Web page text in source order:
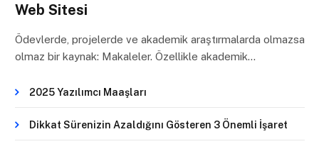
Web Sitesi
Ödevlerde, projelerde ve akademik araştırmalarda olmazsa
olmaz bir kaynak: Makaleler. Özellikle akademik…
2025 Yazılımcı Maaşları
Dikkat Sürenizin Azaldığını Gösteren 3 Önemli İşaret